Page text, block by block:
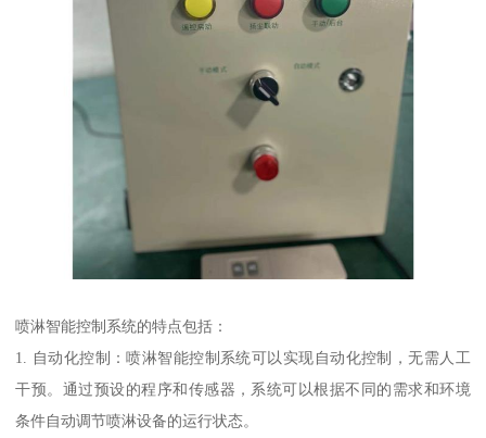
喷淋智能控制系统的特点包括：
1. 自动化控制：喷淋智能控制系统可以实现自动化控制，无需人工
干预。通过预设的程序和传感器，系统可以根据不同的需求和环境
条件自动调节喷淋设备的运行状态。